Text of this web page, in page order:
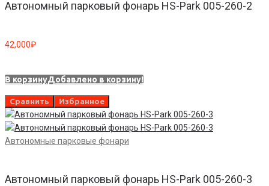
Автономный парковый фонарь HS-Park 005-260-2
42,000₽
В корзинуДобавлено в корзину!
Сравнить Избранное
Автономные парковые фонари
Автономный парковый фонарь HS-Park 005-260-3